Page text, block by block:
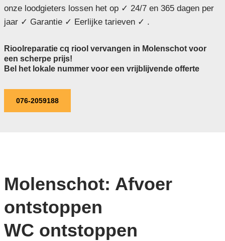
onze loodgieters lossen het op ✓ 24/7 en 365 dagen per
jaar ✓ Garantie ✓ Eerlijke tarieven ✓ .
Rioolreparatie cq riool vervangen in Molenschot voor
een scherpe prijs!
Bel het lokale nummer voor een vrijblijvende offerte
076-2059188
Molenschot: Afvoer
ontstoppen
WC ontstoppen